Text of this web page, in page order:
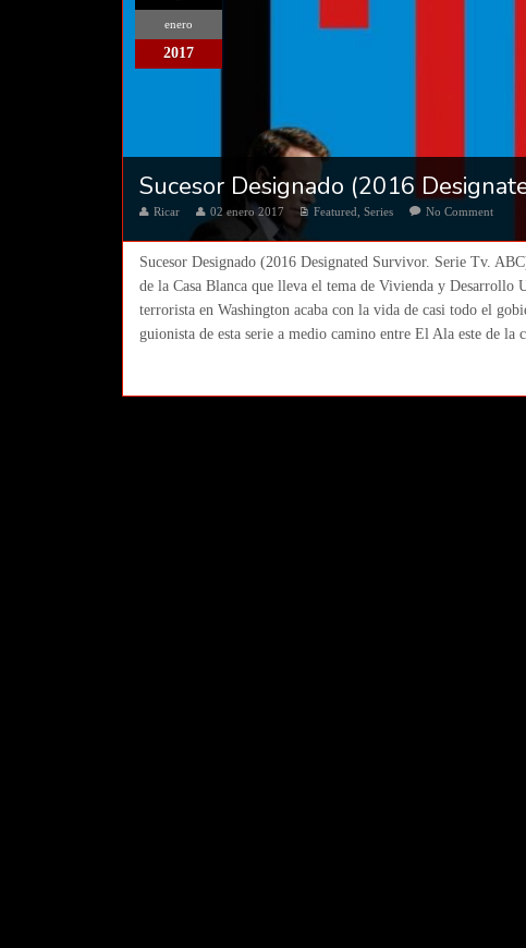
enero
2017
Sucesor Designado (2016
Ricar 02 enero 2017 Featured ,Series No Comment
Sucesor Designado (2016 Designated Survivor. Serie Tv.
de la Casa Blanca que lleva el tema de Vivienda y Desarrollo
terrorista en Washington acaba con la vida de casi todo el
guionista de esta serie a medio camino entre El Ala este de la